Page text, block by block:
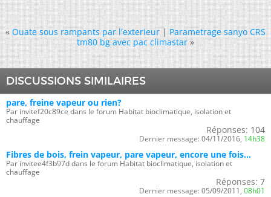
« Ouate sous rampants par l'exterieur|Parametrage sanyo CRS
tm80 bg avec pac climastar »
DISCUSSIONS SIMILAIRES
pare, freine vapeur ou rien?
Par invitef20c89ce dans le forum Habitat bioclimatique, isolation et
chauffage
Réponses: 104
Dernier message: 04/11/2016, 14h38
Fibres de bois, frein vapeur, pare vapeur, encore une fois...
Par invitee4f3b97d dans le forum Habitat bioclimatique, isolation et
chauffage
Réponses: 7
Dernier message: 05/09/2011, 08h01